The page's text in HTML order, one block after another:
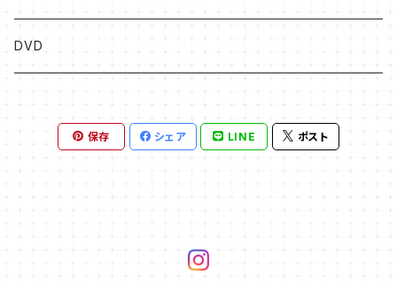
漫画
版画
フライヤー原画
DVD
保存 シェア LINE ポスト